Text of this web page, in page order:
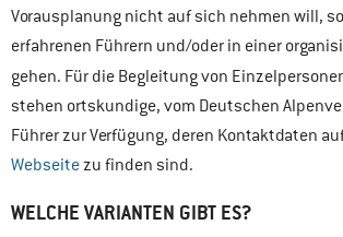
Vorausplanung nicht auf sich nehmen will,
erfahrenen Führern und/oder in einer
gehen. Für die Begleitung von
stehen ortskundige, vom Deutschen
Führer zur Verfügung, deren Kontaktdaten
Webseitezu finden sind.
WELCHE VARIANTEN GIBT ES?